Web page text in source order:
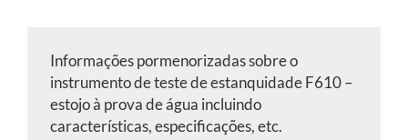
Informações pormenorizadas sobre o
instrumento de teste de estanquidade F610 –
estojo à prova de água incluindo
características, especificações, etc.